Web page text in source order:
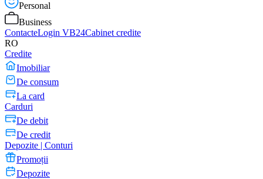
Personal
Business
ContacteLogin VB24Cabinet credite
RO
Credite
Imobiliar
De consum
La card
Carduri
De debit
De credit
Depozite | Conturi
Promoții
Depozite